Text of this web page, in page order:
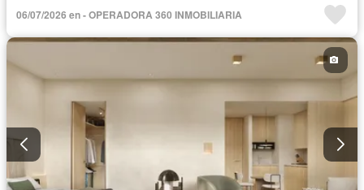
Cancha de tenis
Gas natural Asador
Sin amueblar
06/07/2026 en - OPERADORA 360 INMOBILIARIA